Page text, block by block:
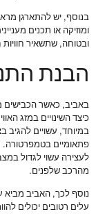
בנוסף, יש להתארגן
ומוזיקה או תכנים
ובטוחה, שתשאיר
הבנת
באביב, כאשר הכבישים
כיצד השינויים במזג
במיוחד, עשויים להגיב
פתאומיים בטמפרטורה.
לעצירה עשוי לגדול
מהרכב שלפנים.
נוסף לכך, האביב מביא
עלים רטובים יכולים